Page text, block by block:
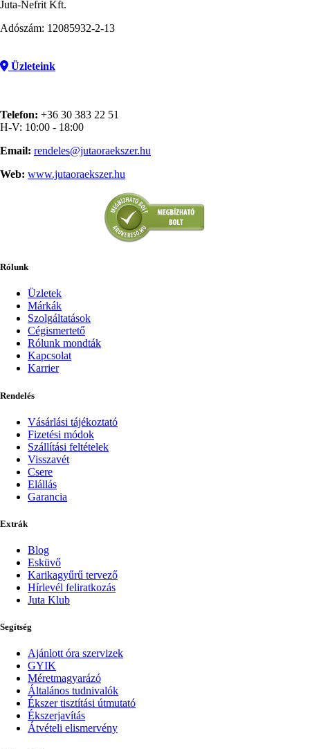
Juta-Nefrit Kft.
Adószám: 12085932-2-13
Üzleteink
Telefon: +36 30 383 22 51
H-V: 10:00 - 18:00
Email: rendeles@jutaoraekszer.hu
Web: www.jutaoraekszer.hu
Rólunk
Üzletek
Márkák
Szolgáltatások
Cégismertető
Rólunk mondták
Kapcsolat
Karrier
Rendelés
Vásárlási tájékoztató
Fizetési módok
Szállítási feltételek
Visszavét
Csere
Elállás
Garancia
Extrák
Blog
Esküvő
Karikagyűrű tervező
Hírlevél feliratkozás
Juta Klub
Segítség
Ajánlott óra szervizek
GYIK
Méretmagyarázó
Általános tudnivalók
Ékszer tisztítási útmutató
Ékszerjavítás
Átvételi elismervény